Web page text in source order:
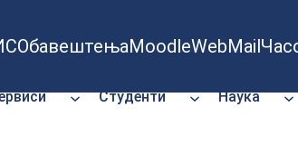
ОбавештењаMoodleWebMail
Студенти Наука